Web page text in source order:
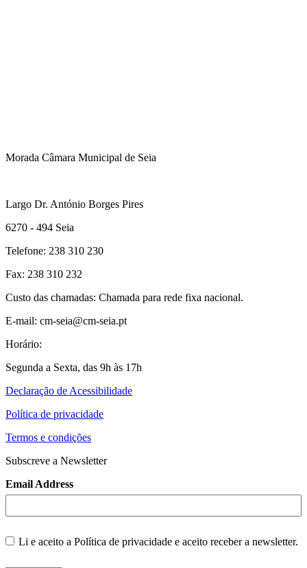
Morada Câmara Municipal de Seia
Largo Dr. António Borges Pires
6270 - 494 Seia
Telefone: 238 310 230
Fax: 238 310 232
Custo das chamadas: Chamada para rede fixa nacional.
E-mail: cm-seia@cm-seia.pt
Horário:
Segunda a Sexta, das 9h às 17h
Declaração de Acessibilidade
Política de privacidade
Termos e condições
Subscreve a Newsletter
Email Address
Li e aceito a Política de privacidade e aceito receber a newsletter.